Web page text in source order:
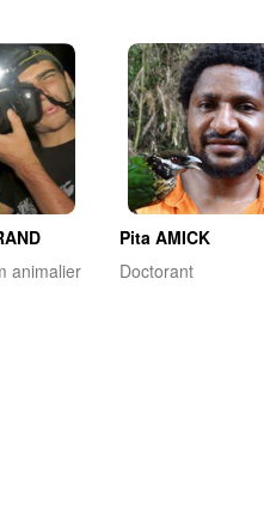
animalier
Pita AMICK
Doctorant